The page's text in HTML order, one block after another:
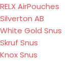
RELX AirPouches
Silverton AB
White Gold Snus
Skruf Snus
Knox Snus